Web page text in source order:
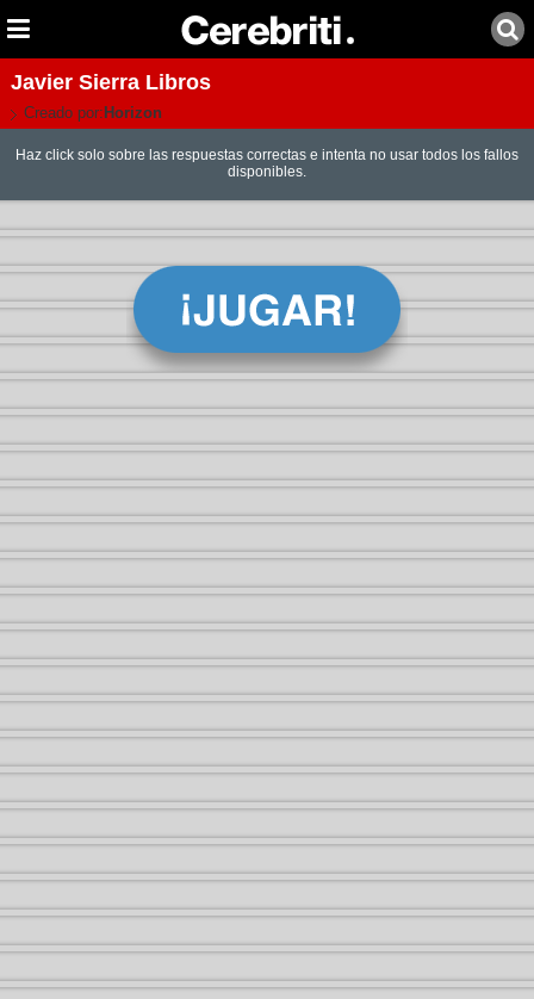
Javier Sierra Libros
Creado por: Horizon
Haz click solo sobre las respuestas correctas e intenta no usar todos los fallos
disponibles.